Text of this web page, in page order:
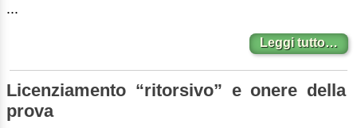
...
Leggi tutto…
Licenziamento “ritorsivo” e onere della
prova